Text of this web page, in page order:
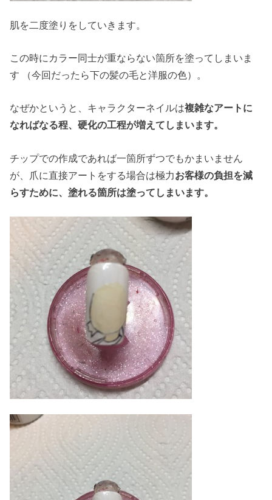
肌を二度塗りをしていきます。
この時にカラー同士が重ならない箇所を塗ってしまいま
す （今回だったら下の髪の毛と洋服の色）。
なぜかというと、キャラクターネイルは複雑なアートに
なればなる程、硬化の工程が増えてしまいます。
チップでの作成であれば一箇所ずつでもかまいません
が、爪に直接アートをする場合は極力お客様の負担を減
らすために、塗れる箇所は塗ってしまいます。